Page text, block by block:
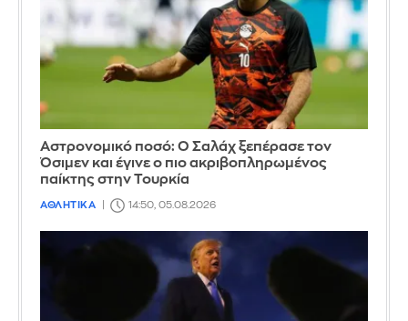
Αστρονομικό ποσό: Ο Σαλάχ ξεπέρασε τον
Όσιμεν και έγινε ο πιο ακριβοπληρωμένος
παίκτης στην Τουρκία
ΑΘΛΗΤΙΚΑ 14:50, 05.08.2026